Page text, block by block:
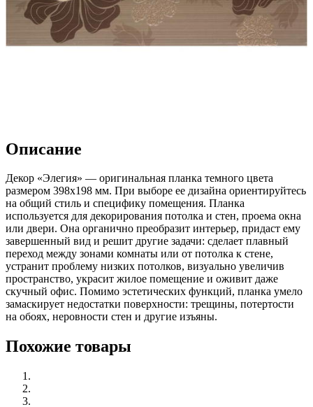
Описание
Декор «Элегия» — оригинальная планка темного цвета
размером 398х198 мм. При выборе ее дизайна ориентируйтесь
на общий стиль и специфику помещения. Планка
используется для декорирования потолка и стен, проема окна
или двери. Она органично преобразит интерьер, придаст ему
завершенный вид и решит другие задачи: сделает плавный
переход между зонами комнаты или от потолка к стене,
устранит проблему низких потолков, визуально увеличив
пространство, украсит жилое помещение и оживит даже
скучный офис. Помимо эстетических функций, планка умело
замаскирует недостатки поверхности: трещины, потертости
на обоях, неровности стен и другие изъяны.
Похожие товары